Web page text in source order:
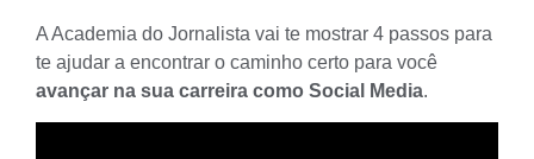
A Academia do Jornalista vai te mostrar 4 passos para
te ajudar a encontrar o caminho certo para você
avançar na sua carreira como Social Media.